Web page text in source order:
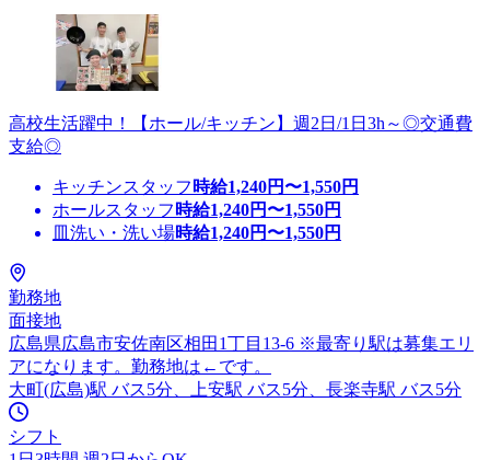
高校生活躍中！【ホール/キッチン】週2日/1日3h～◎交通費
支給◎
キッチンスタッフ 時給1,240円〜1,550円
ホールスタッフ 時給1,240円〜1,550円
皿洗い・洗い場時給1,240円〜1,550円
勤務地
面接地
広島県広島市安佐南区相田1丁目13-6 ※最寄り駅は募集エリ
アになります。勤務地は←です。
大町(広島)駅 バス5分、上安駅 バス5分、長楽寺駅 バス5分
シフト